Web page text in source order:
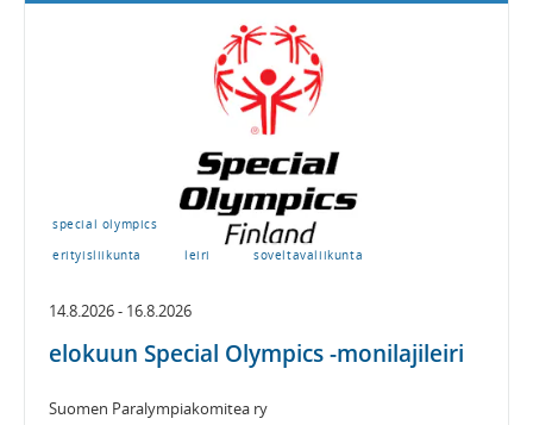
erityisliikunta leiri soveltavaliikunta
special olympics
14.8.2026 - 16.8.2026
elokuun Special Olympics -monilajileiri
Suomen Paralympiakomitea ry